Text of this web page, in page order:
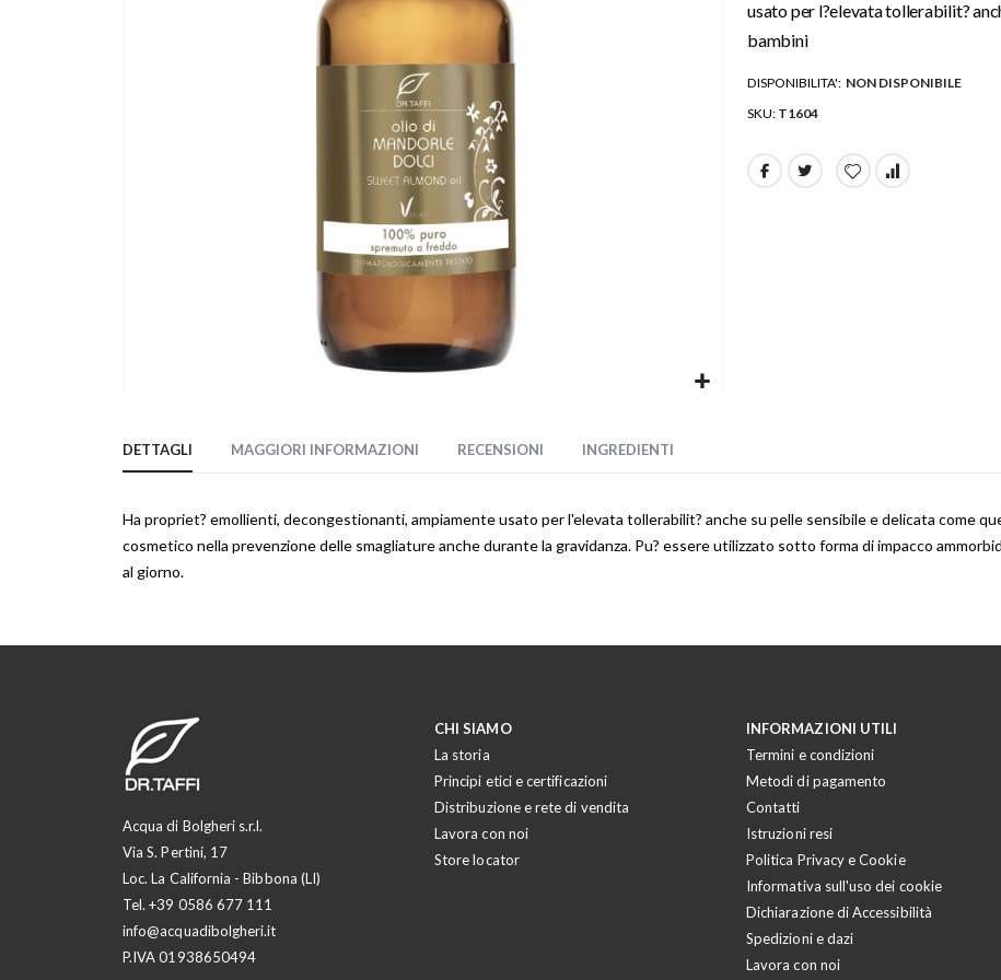
della
di
immagini
usato per l?elevata tollerabilit?
bambini
DISPONIBILITA': NON DISPONIBILE
SKU T1604
DETTAGLI
Ha propriet? emollienti, decongestionanti, ampiamente usato per l'elevata tollerabilit? anche su pelle sensibile e delicata come
cosmetico nella prevenzione delle smagliature anche durante la gravidanza. Pu? essere utilizzato sotto forma di impacco
al giorno.
MAGGIORI INFORMAZIONI RECENSIONI INGREDIENTI
Acqua di Bolgheri s.r.l.
Via S. Pertini, 17
Loc. La California - Bibbona (LI)
Tel.+39 0586 677 111
info@acquadibolgheri.it
P.IVA 01938650494
CHI SIAMO
La storia
Principi etici e certificazioni
Distribuzione e rete di vendita
Lavora con noi
Store locator
INFORMAZIONI UTILI
Termini e condizioni
Metodi di pagamento
Contatti
Istruzioni resi
Politica Privacy e Cookie
Informativa sull'uso dei cookie
Dichiarazione di Accessibilità
Spedizioni e dazi
Lavora con noi